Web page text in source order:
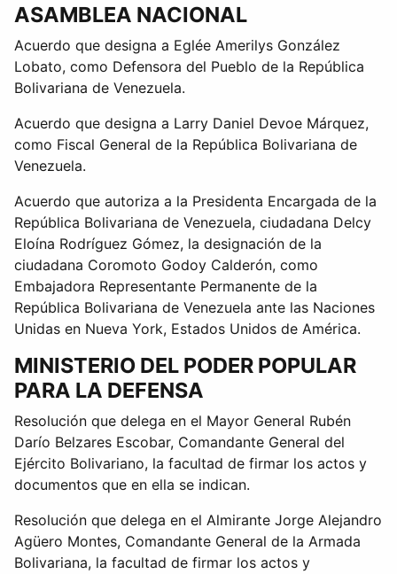
ASAMBLEA NACIONAL
Acuerdo que designa a Eglée Amerilys González
Lobato, como Defensora del Pueblo de la República
Bolivariana de Venezuela.
Acuerdo que designa a Larry Daniel Devoe Márquez,
como Fiscal General de la República Bolivariana de
Venezuela.
Acuerdo que autoriza a la Presidenta Encargada de la
República Bolivariana de Venezuela, ciudadana Delcy
Eloína Rodríguez Gómez, la designación de la
ciudadana Coromoto Godoy Calderón, como
Embajadora Representante Permanente de la
República Bolivariana de Venezuela ante las Naciones
Unidas en Nueva York, Estados Unidos de América.
MINISTERIO DEL PODER POPULAR
PARA LA DEFENSA
Resolución que delega en el Mayor General Rubén
Darío Belzares Escobar, Comandante General del
Ejército Bolivariano, la facultad de firmar los actos y
documentos que en ella se indican.
Resolución que delega en el Almirante Jorge Alejandro
Agüero Montes, Comandante General de la Armada
Bolivariana, la facultad de firmar los actos y